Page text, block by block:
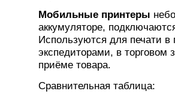
Мобильные принтеры
аккумуляторе,
Используются для печати в
экспедиторами, в торговом
приёме товара.
Сравнительная таблица: